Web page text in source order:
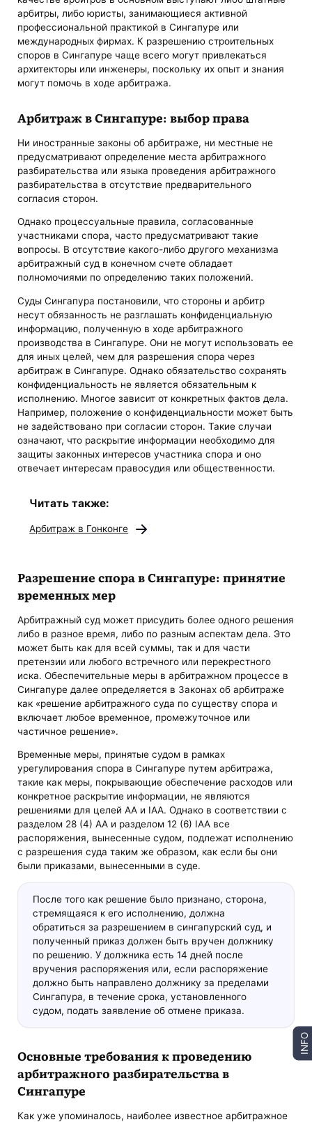
арбитры, либо юристы, занимающиеся активной
профессиональной практикой в Сингапуре или
международных фирмах. К разрешению строительных
споров в Сингапуре чаще всего могут привлекаться
архитекторы или инженеры, поскольку их опыт и знания
могут помочь в ходе арбитража.
Арбитраж в Сингапуре: выбор права
Ни иностранные законы об арбитраже, ни местные не
предусматривают определение места арбитражного
разбирательства или языка проведения арбитражного
разбирательства в отсутствие предварительного
согласия сторон.
Однако процессуальные правила, согласованные
участниками спора, часто предусматривают такие
вопросы. В отсутствие какого-либо другого механизма
арбитражный суд в конечном счете обладает
полномочиями по определению таких положений.
Суды Сингапура постановили, что стороны и арбитр
несут обязанность не разглашать конфиденциальную
информацию, полученную в ходе арбитражного
производства в Сингапуре. Они не могут использовать ее
для иных целей, чем для разрешения спора через
арбитраж в Сингапуре. Однако обязательство сохранять
конфиденциальность не является обязательным к
исполнению. Многое зависит от конкретных фактов дела.
Например, положение о конфиденциальности может быть
не задействовано при согласии сторон. Такие случаи
означают, что раскрытие информации необходимо для
защиты законных интересов участника спора и оно
отвечает интересам правосудия или общественности.
Читать также:
Арбитраж в Гонконге
Разрешение спора в Сингапуре: принятие
временных мер
Арбитражный суд может присудить более одного решения
либо в разное время, либо по разным аспектам дела. Это
может быть как для всей суммы, так и для части
претензии или любого встречного или перекрестного
иска. Обеспечительные меры в арбитражном процессе в
Сингапуре далее определяется в Законах об арбитраже
как «решение арбитражного суда по существу спора и
включает любое временное, промежуточное или
частичное решение».
Временные меры, принятые судом в рамках
урегулирования спора в Сингапуре путем арбитража,
такие как меры, покрывающие обеспечение расходов или
конкретное раскрытие информации, не являются
решениями для целей AA и IAA. Однако в соответствии с
разделом 28 (4) АА и разделом 12 (6) IАА все
распоряжения, вынесенные судом, подлежат исполнению
с разрешения суда таким же образом, как если бы они
были приказами, вынесенными в суде.
После того как решение было признано, сторона,
стремящаяся к его исполнению, должна
обратиться за разрешением в сингапурский суд, и
полученный приказ должен быть вручен должнику
по решению. У должника есть 14 дней после
вручения распоряжения или, если распоряжение
должно быть направлено должнику за пределами
Сингапура, в течение срока, установленного
судом, подать заявление об отмене приказа.
Основные требования к проведению
арбитражного разбирательства в
Сингапуре
Как уже упоминалось, наиболее известное арбитражное
INFO